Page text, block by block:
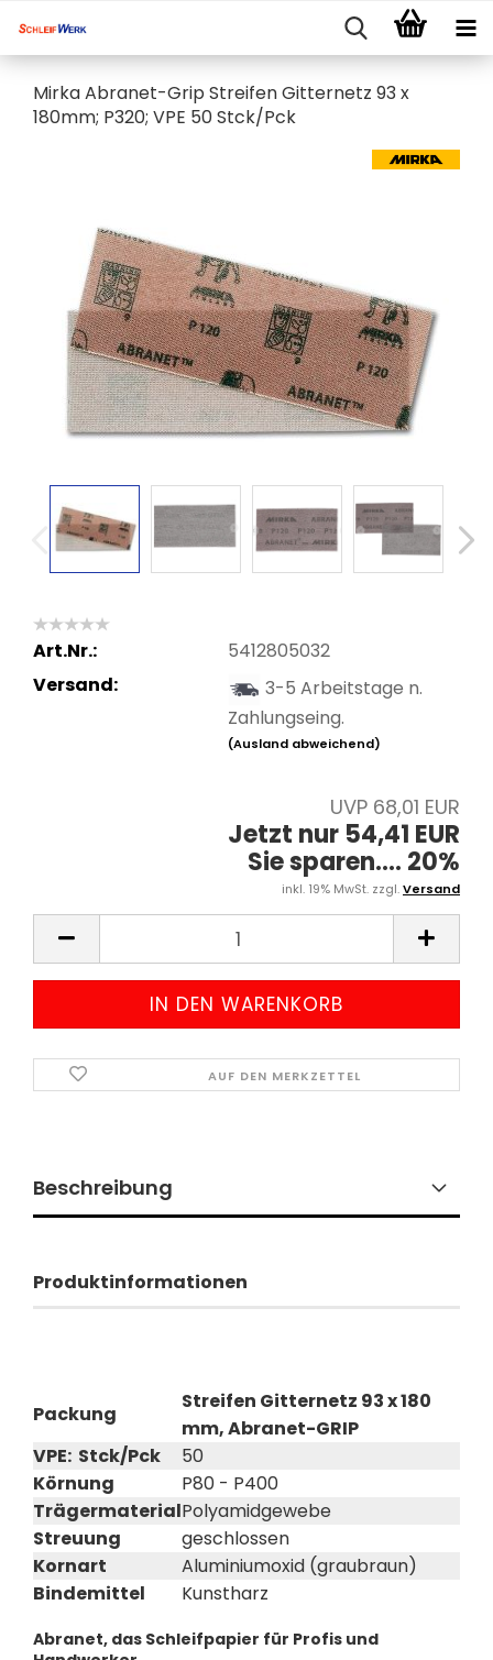
Mirka Abranet-Grip Streifen Gitternetz 93 x
180mm; P320; VPE 50 Stck/Pck
Art.Nr.:
5412805032
Versand:
3-5 Arbeitstage n.
Zahlungseing.
(Ausland abweichend)
UVP 68,01 EUR
Jetzt nur 54,41 EUR
Sie sparen.... 20%
inkl. 19% MwSt. zzgl.Versand
AUF DEN MERKZETTEL
Beschreibung
Produktinformationen
Packung
Streifen Gitternetz 93 x 180
mm, Abranet-GRIP
VPE: Stck/Pck
50
Körnung
P80 - P400
TrägermaterialPolyamidgewebe
Streuung
geschlossen
Kornart
Aluminiumoxid (graubraun)
Bindemittel
Kunstharz
Abranet, das Schleifpapier für Profis und